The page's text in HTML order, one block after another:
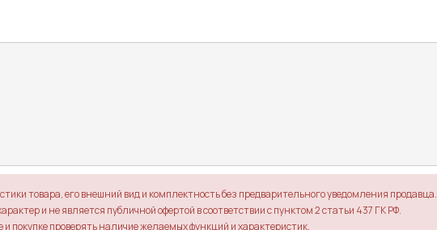
товара, его внешний вид и комплектность без предварительного уведомления продавца.
и не является публичной офертой в соответствии с пунктом 2 статьи 437 ГК РФ.
покупке проверять наличие желаемых функций и характеристик.